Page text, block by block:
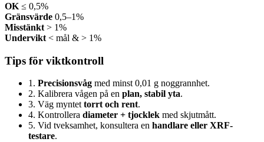
OK ≤ 0,5%
Gränsvärde 0,5–1%
Misstänkt > 1%
Undervikt < mål & > 1%
Tips för viktkontroll
1. Precisionsvåg med minst 0,01 g noggrannhet.
2. Kalibrera vågen på en plan, stabil yta.
3. Väg myntettorrt och rent.
4. Kontrollera diameter + tjocklek med skjutmått.
5. Vid tveksamhet, konsultera en handlare eller XRF-
testare.